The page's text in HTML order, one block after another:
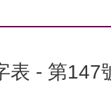
表 - 第147